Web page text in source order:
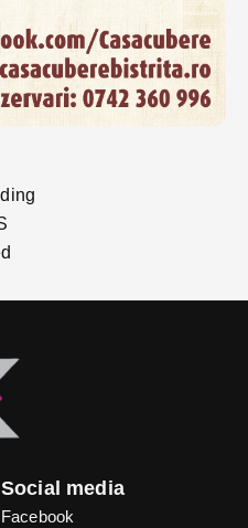
Social media
Facebook